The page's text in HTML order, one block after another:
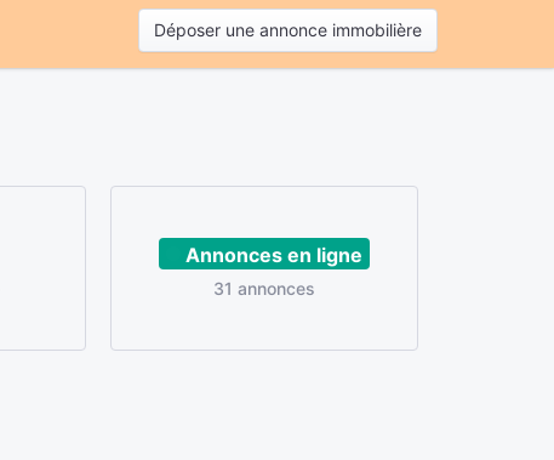
Déposer une annonce immobilière
Annonces en ligne
31 annonces